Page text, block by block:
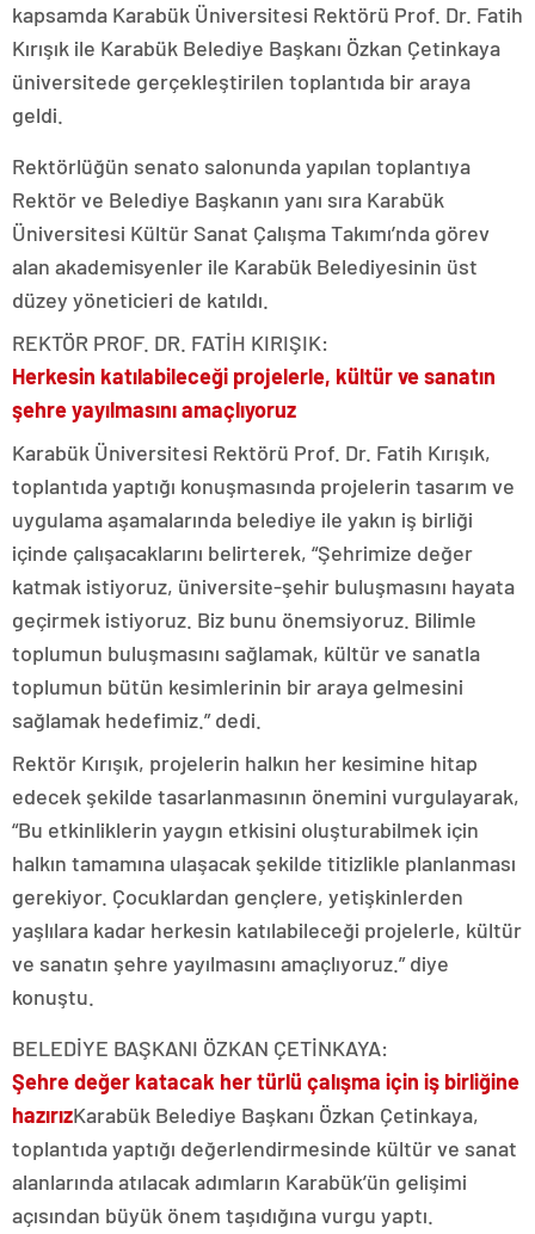
kapsamda Karabük Üniversitesi Rektörü Prof. Dr. Fatih
Kırışık ile Karabük Belediye Başkanı Özkan Çetinkaya
üniversitede gerçekleştirilen toplantıda bir araya
geldi.
Rektörlüğün senato salonunda yapılan toplantıya
Rektör ve Belediye Başkanın yanı sıra Karabük
Üniversitesi Kültür Sanat Çalışma Takımı’nda görev
alan akademisyenler ile Karabük Belediyesinin üst
düzey yöneticieri de katıldı.
REKTÖR PROF. DR. FATİH KIRIŞIK:
Herkesin katılabileceği projelerle, kültür ve sanatın
şehre yayılmasını amaçlıyoruz
Karabük Üniversitesi Rektörü Prof. Dr. Fatih Kırışık,
toplantıda yaptığı konuşmasında projelerin tasarım ve
uygulama aşamalarında belediye ile yakın iş birliği
içinde çalışacaklarını belirterek, “Şehrimize değer
katmak istiyoruz, üniversite-şehir buluşmasını hayata
geçirmek istiyoruz. Biz bunu önemsiyoruz. Bilimle
toplumun buluşmasını sağlamak, kültür ve sanatla
toplumun bütün kesimlerinin bir araya gelmesini
sağlamak hedefimiz.” dedi.
Rektör Kırışık, projelerin halkın her kesimine hitap
edecek şekilde tasarlanmasının önemini vurgulayarak,
“Bu etkinliklerin yaygın etkisini oluşturabilmek için
halkın tamamına ulaşacak şekilde titizlikle planlanması
gerekiyor. Çocuklardan gençlere, yetişkinlerden
yaşlılara kadar herkesin katılabileceği projelerle, kültür
ve sanatın şehre yayılmasını amaçlıyoruz.” diye
konuştu.
BELEDİYE BAŞKANI ÖZKAN ÇETİNKAYA:
Şehre değer katacak her türlü çalışma için iş birliğine
hazırızKarabük Belediye Başkanı Özkan Çetinkaya,
toplantıda yaptığı değerlendirmesinde kültür ve sanat
alanlarında atılacak adımların Karabük’ün gelişimi
açısından büyük önem taşıdığına vurgu yaptı.